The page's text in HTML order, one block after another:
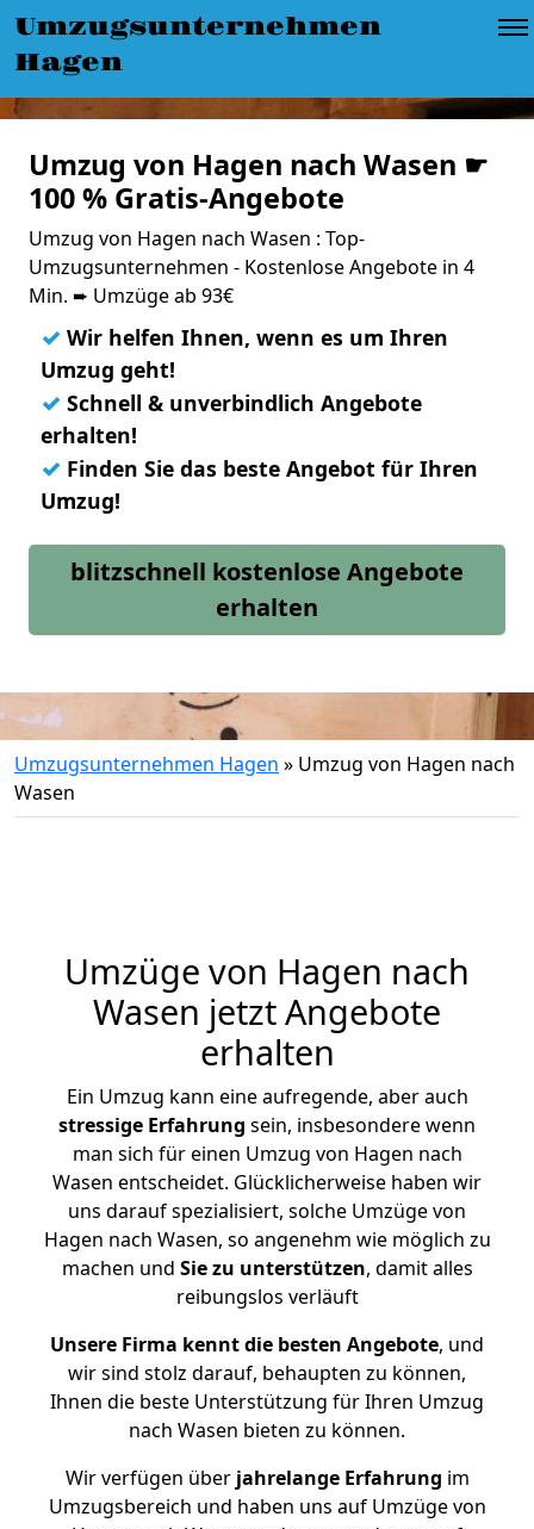
Umzugsunternehmen
Hagen
Umzug von Hagen nach Wasen ☛
100 % Gratis-Angebote
Umzug von Hagen nach Wasen : Top-
Umzugsunternehmen - Kostenlose Angebote in 4
Min. ➨ Umzüge ab 93€
✓ Wir helfen Ihnen, wenn es um Ihren
Umzug geht!
✓ Schnell & unverbindlich Angebote
erhalten!
✓ Finden Sie das beste Angebot für Ihren
Umzug!
blitzschnell kostenlose Angebote
erhalten
Umzugsunternehmen Hagen » Umzug von Hagen nach
Wasen
Umzüge von Hagen nach
Wasen jetzt Angebote
erhalten
Ein Umzug kann eine aufregende, aber auch
stressige Erfahrung sein, insbesondere wenn
man sich für einen Umzug von Hagen nach
Wasen entscheidet. Glücklicherweise haben wir
uns darauf spezialisiert, solche Umzüge von
Hagen nach Wasen, so angenehm wie möglich zu
machen und Sie zu unterstützen, damit alles
reibungslos verläuft
Unsere Firma kennt die besten Angebote, und
wir sind stolz darauf, behaupten zu können,
Ihnen die beste Unterstützung für Ihren Umzug
nach Wasen bieten zu können.
Wir verfügen überjahrelange Erfahrung im
Umzugsbereich und haben uns auf Umzüge von